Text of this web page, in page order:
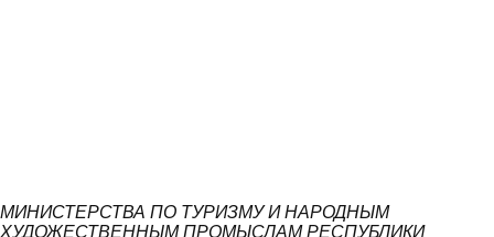
МИНИСТЕРСТВА ПО ТУРИЗМУ И НАРОДНЫМ
ХУДОЖЕСТВЕННЫМ ПРОМЫСЛАМ РЕСПУБЛИКИ